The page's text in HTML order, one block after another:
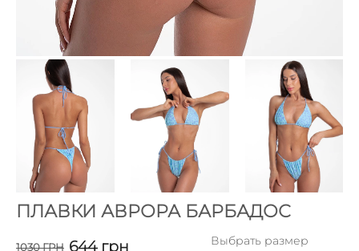
ПЛАВКИ АВРОРА БАРБАДОС
1030ГРН 644 грн Выбрать размер